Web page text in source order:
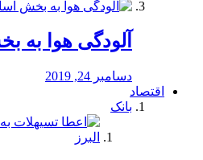
آلودگی هوا
دسامبر 24, 2019
اقتصاد
بانک